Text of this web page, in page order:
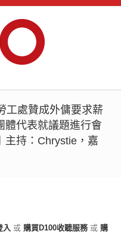
工處贊成外傭要求薪
體代表就議題進行會
主持：Chrystie，嘉
入 或 購買D100收聽服務 或 購